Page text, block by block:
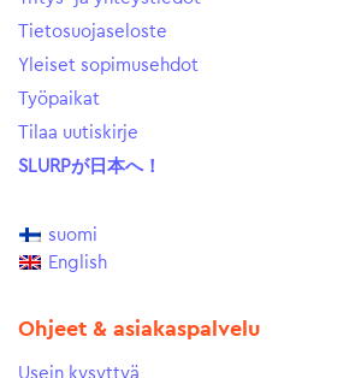
Tietosuojaseloste
Yleiset sopimusehdot
Työpaikat
Tilaa uutiskirje
SLURPが日本へ！
suomi
English
Ohjeet & asiakaspalvelu
Usein kysyttyä